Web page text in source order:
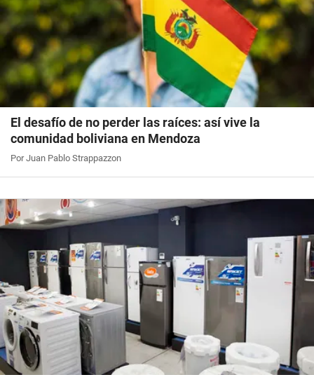
El desafío de no perder las raíces: así vive la
comunidad boliviana en Mendoza
Por Juan Pablo Strappazzon